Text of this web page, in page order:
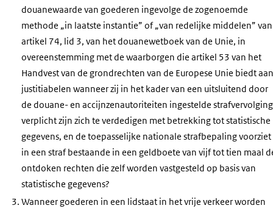
douanewaarde van goederen ingevolge de zogenoemde
methode „in laatste instantie” of „van redelijke middelen” van
artikel 74, lid 3, van het douanewetboek van de Unie, in
overeenstemming met de waarborgen die artikel 53 van het
Handvest van de grondrechten van de Europese Unie biedt aan
justitiabelen wanneer zij in het kader van een uitsluitend door
de douane- en accijnzenautoriteiten ingestelde strafvervolging
verplicht zijn zich te verdedigen met betrekking tot statistische
gegevens, en de toepasselijke nationale strafbepaling voorziet
in een straf bestaande in een geldboete van vijf tot tien maal
ontdoken rechten die zelf worden vastgesteld op basis van
statistische gegevens?
Wanneer goederen in een lidstaat in het vrije verkeer worden